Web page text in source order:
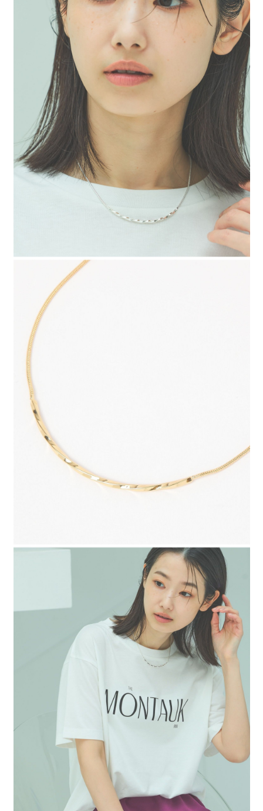
2.透過簡訊連結打開帳單後，可選擇「超商條碼／台灣大直營門市／銀行轉
帳／街口支付／iPASS MONEY」等通路繳費。
【注意事項】
1.本服務係由「台灣大哥大股份有限公司」（以下簡稱本公司）所提供，讓
用戶於交易時，得透過本服務購買商品或服務，並由商店將買賣／分期付款
買賣價金債權讓與本公司後，依約使用本公司帳單繳交帳款。
2.基於同意付款使用「大哥付你分期」之契約關係目的，商店將以您的個人
資料（包含姓名、電話或地址）提供予台灣大哥大進項蒐集、處理及利用，
由本公司與您本人進行分期帳單所需資料之確認、核對及更正。
3.完整用戶服務條款，請詳閱以下連結：https://oppay.tw/userRule
１．於結帳方式選擇「AFTEE先享後付」後，將跳轉至「AFTEE先享後付」
結帳頁面，進行簡訊認證並確認金額後，即可完成結帳。
２．訂單成立數日內，您將收到繳費通知簡訊。
３．收到繳費通知簡訊後14天內，點擊此簡訊中的連結，可透過四大超商／
ATM／網路銀行／等多元方式進行付款，方視為交易完成。
※ 請注意：結帳手續完成當下不需立刻繳費，但若您需要取消訂單，請聯絡
購買商品的店家。未經商家同意取消之訂單仍視為有效，需透過AFTEE先享
後付繳納相關費用。
※ 交易是否成功請以「AFTEE先享後付 」之結帳頁面顯示為準，若有關於
是否繳費成功／繳費後需取消欲退款等相關疑問，請聯繫「AFTEE先享後付
客戶支援中心」
https://netprotections.freshdesk.com/support/home
【注意事項】
１．透過由恩沛科技股份有限公司提供之「AFTEE先享後付」服務完成之交
易，需依本服務之必要範圍內提供個人資料，並將交易相關給付款項請求債
權轉讓予恩沛科技股份有限公司。
２．關於個人資料處理事宜，請瀏覽以下網址：
https://aftee.tw/terms/#terms3
３．未成年的使用者請事先徵得法定代理人或監護人之同意方可使用
「AFTEE先享後付」，若未經同意申辦者引起之損失，本公司不負相關責
４．使用「AFTEE先享後付」時，將依據個別帳號之用戶狀況，依本公司即
時審查核予不同之上限額度；若仍有額度不足之情形，本公司將視審查結果
５．嚴禁一人註冊多個帳號或使用他人資訊註冊。若發現惡意使用之情形，
恩沛科技股份有限公司將有權停止該用戶之使用額度並採取法律行動。
每筆NT$80，滿NT$888(含以上)免運費
7-11 取貨付款
每筆NT$80，滿NT$1,500(含以上)免運費
付款後 7-11取貨
每筆NT$80，滿NT$1,500(含以上)免運費
每筆NT$80，滿NT$1,500(含以上)免運費